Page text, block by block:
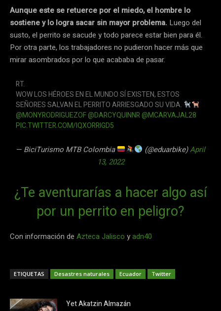
Aunque este se retuerce por el miedo, el hombre lo
sostiene y lo logra sacar sin mayor problema. Luego del
susto, el perrito se sacude y todo parece estar bien para él.
Por otra parte, los trabajadores no pudieron hacer más que
mirar asombrados por lo que acababa de pasar.
RT.
WOW LOS HÉROES EN EL MUNDO SÍ EXISTEN, ESTOS
SEÑORES SALVAN EL PERRITO ARRIESGADO SU VIDA.
@MONYRODRIGUEZOF@DARCYQUINNR@MCARVAJAL28
PIC.TWITTER.COM/IQXORRIGD5
— BiciTurismo MTB Colombia (@eduarbike)April
13, 2022
¿Te aventurarías a hacer algo así
por un perrito en peligro?
Con información de Azteca Jalisco yadn40
ETIQUETAS Desastres naturales Ecuador Twitter
Yet Akatzin Almazán